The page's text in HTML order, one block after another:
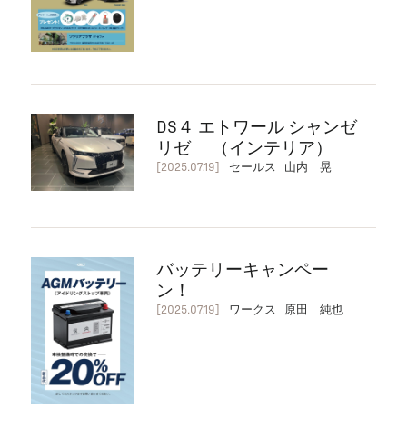
DS４ エトワール シャンゼ
リゼ （インテリア）
[2025.07.19] セールス 山内 晃
バッテリーキャンペー
ン！
[2025.07.19] ワークス 原田 純也